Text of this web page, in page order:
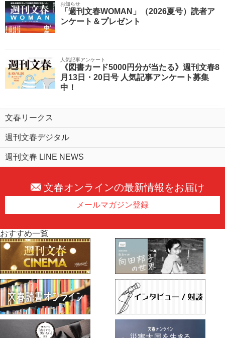
お知らせ
「週刊文春WOMAN」（2026夏号）読者ア
ンケート＆プレゼント
人気記事アンケート
《図書カード5000円分が当たる》週刊文春8
月13日・20日号 人気記事アンケート募集
中！
文春リークス
週刊文春デジタル
週刊文春 LINE NEWS
文春オンラインの最新情報をお届け
メールマガジン登録
おすすめ一覧